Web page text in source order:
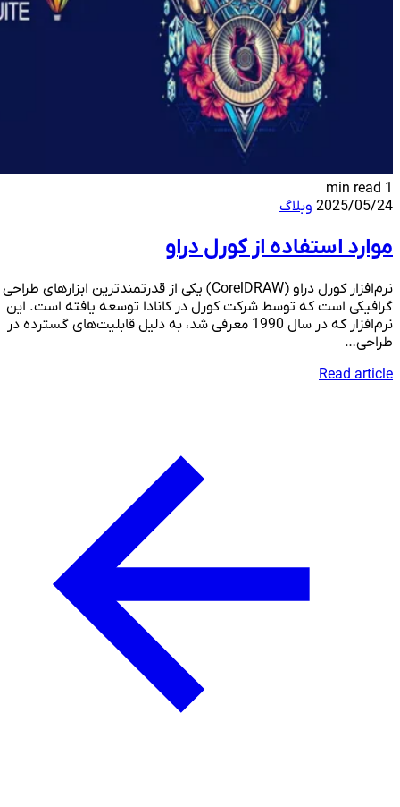
2025/05/24 وبلاگ
موارد استفاده از کورل دراو
نرم‌افزار کورل دراو (CorelDRAW) یکی از قدرتمندترین ابزارهای طراحی
گرافیکی است که توسط شرکت کورل در کانادا توسعه یافته است. این
نرم‌افزار که در سال 1990 معرفی شد، به دلیل قابلیت‌های گسترده در
طراحی…
Read article